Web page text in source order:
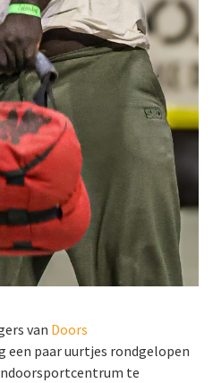
van Doors
een paar uurtjes rondgelopen
te